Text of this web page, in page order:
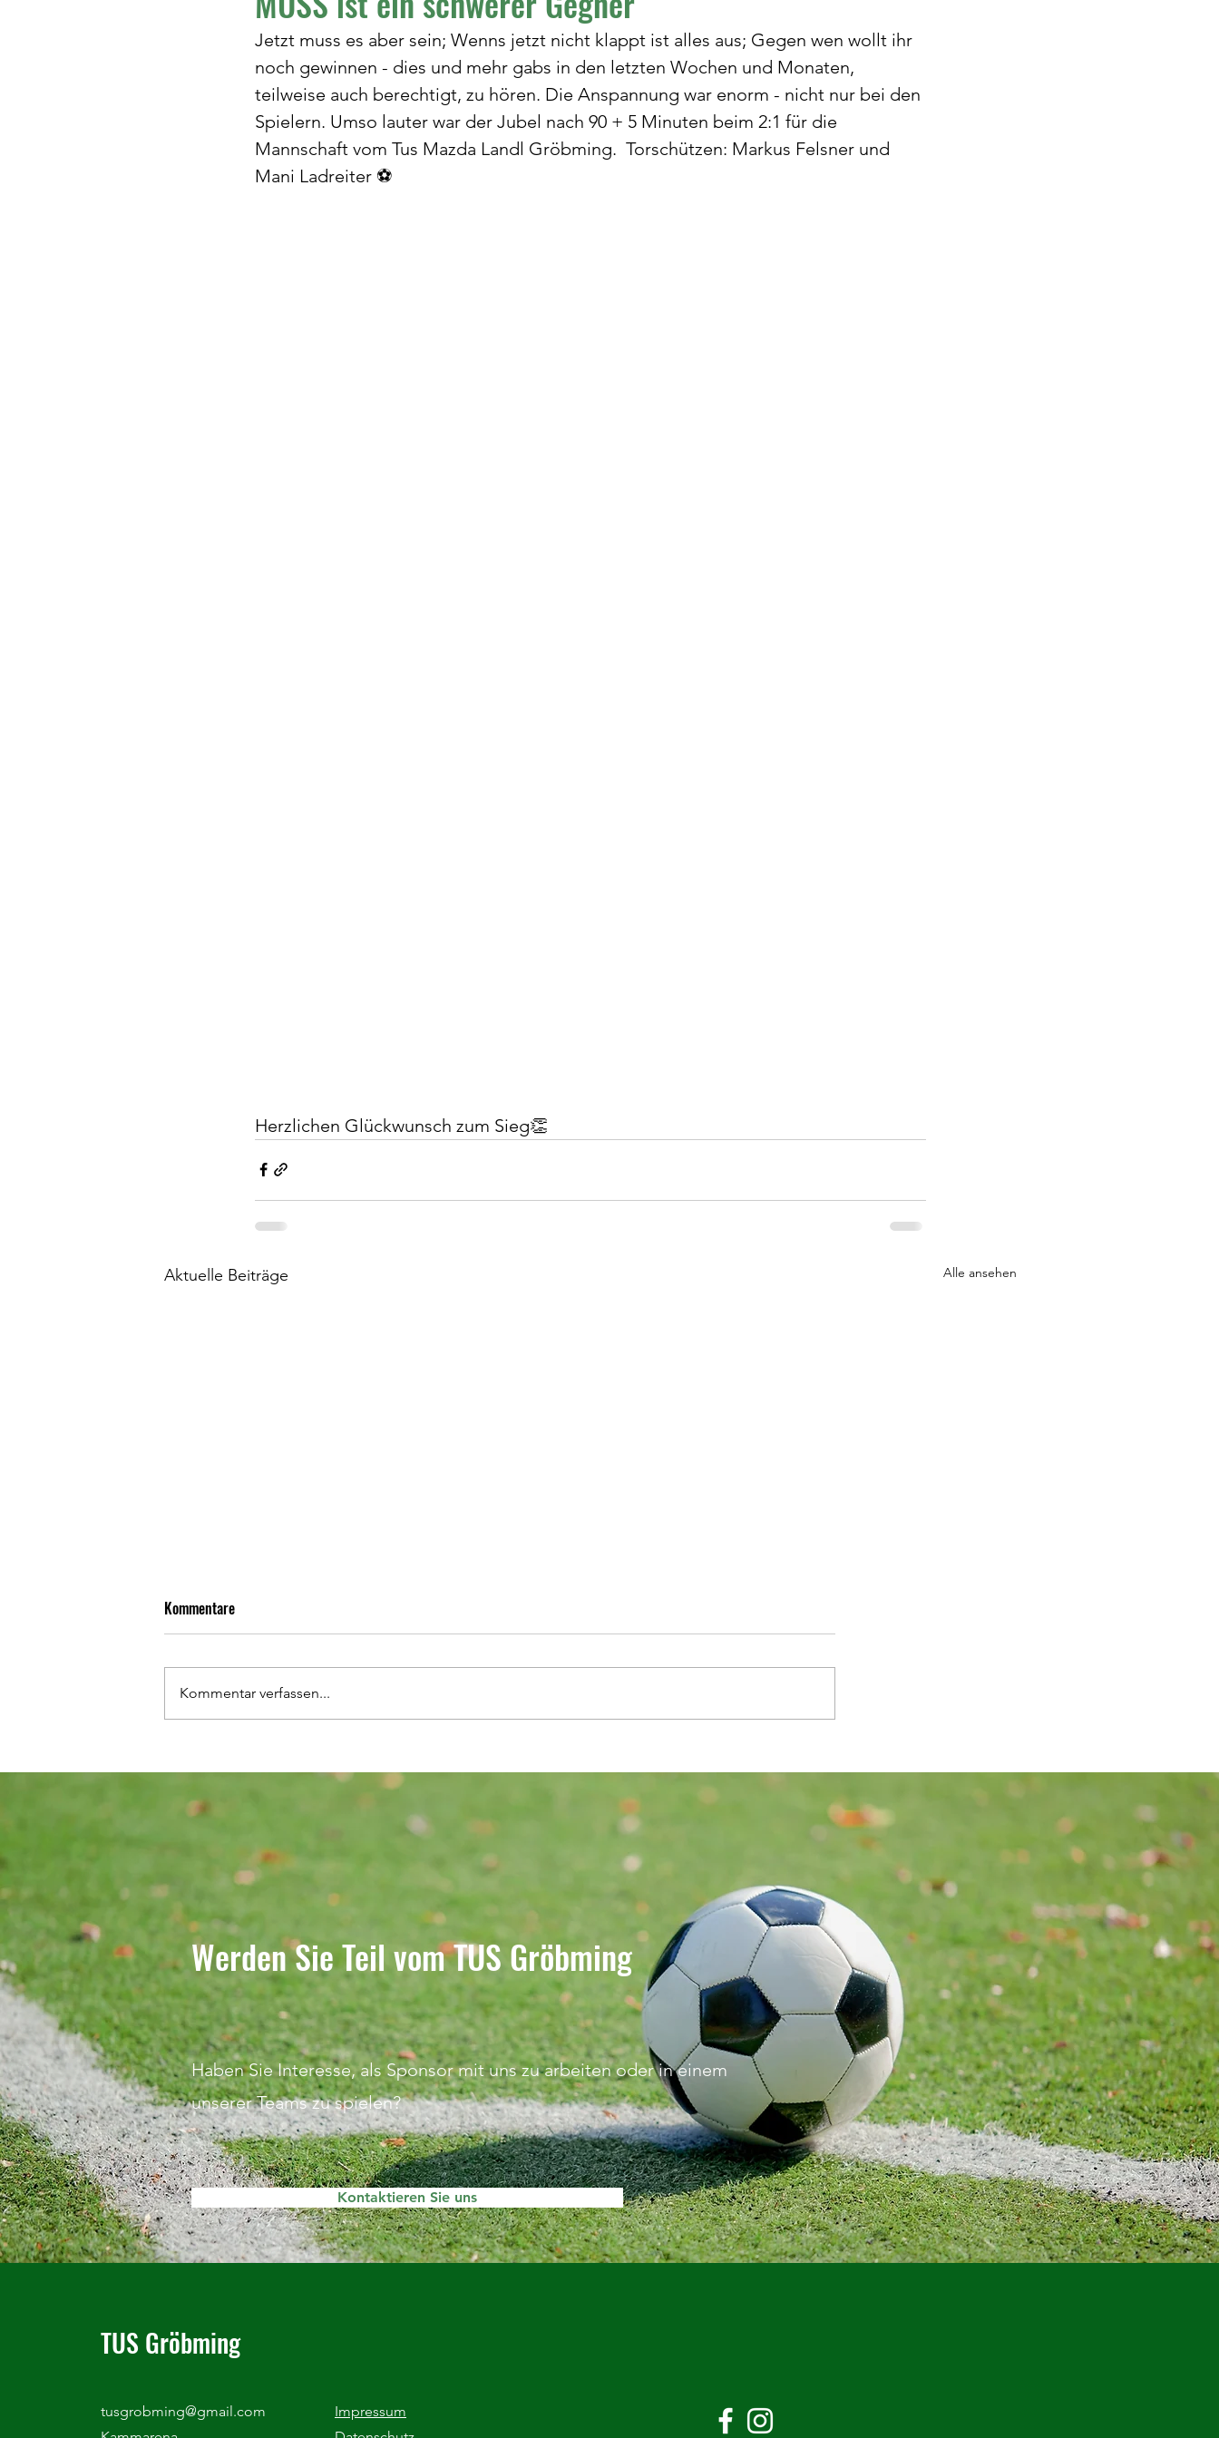
Jetzt muss es aber sein; Wenns jetzt nicht klappt ist alles aus; Gegen wen wollt ihr
noch gewinnen - dies und mehr gabs in den letzten Wochen und Monaten,
teilweise auch berechtigt, zu hören. Die Anspannung war enorm - nicht nur bei den
Spielern. Umso lauter war der Jubel nach 90 + 5 Minuten beim 2:1 für die
Mannschaft vom Tus Mazda Landl Gröbming.  Torschützen: Markus Felsner und
Mani Ladreiter ⚽️
Herzlichen Glückwunsch zum Sieg👏
Aktuelle Beiträge Alle ansehen
Nachwuchsmannschaften
Pruggern/Gröbming II
Kommentare
Kommentar verfassen...
Werden Sie Teil vom TUS Gröbming
Haben Sie Interesse, als Sponsor mit uns zu arbeiten oder in einem
unserer Teams zu spielen?
Kontaktieren Sie uns
TUS Gröbming
tusgrobming@gmail.com
Impressum